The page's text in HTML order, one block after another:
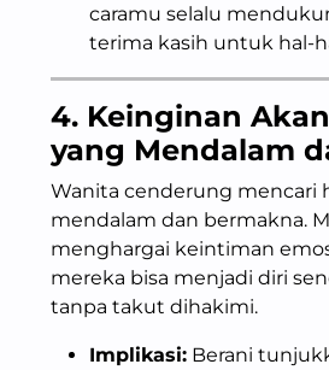
caramu selalu
terima kasih untuk hal-
4. Keinginan
yang Mendalam
Wanita cenderung mencari
mendalam dan bermakna.
menghargai keintiman
mereka bisa menjadi diri
tanpa takut dihakimi.
Implikasi: Berani